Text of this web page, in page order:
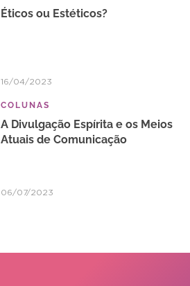
Éticos ou Estéticos?
16/04/2023
COLUNAS
A Divulgação Espírita e os Meios
Atuais de Comunicação
06/07/2023